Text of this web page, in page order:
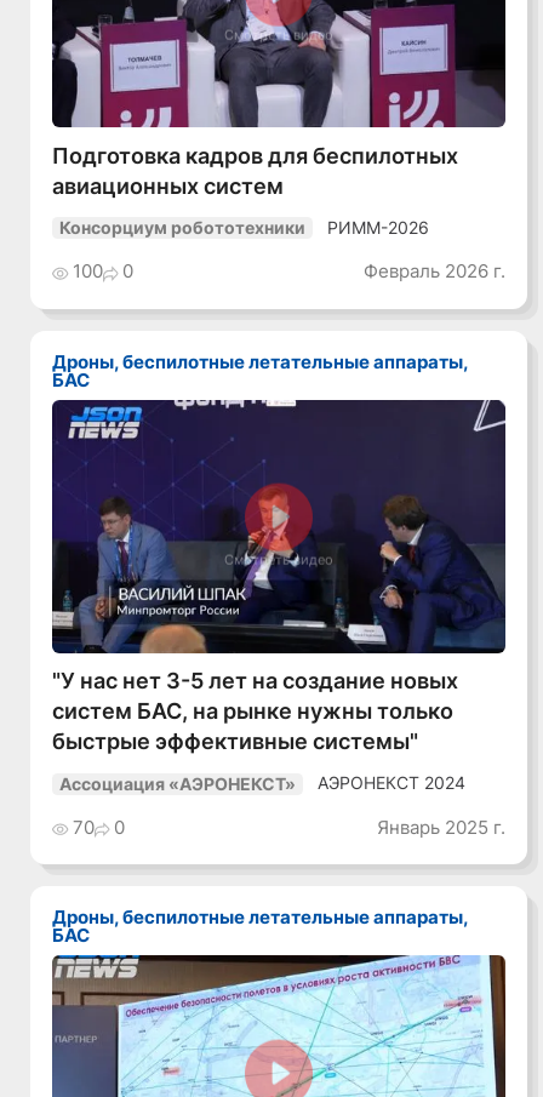
Смотреть видео
Подготовка кадров для беспилотных
авиационных систем
Консорциум робототехники РИММ-2026
100 0 Февраль 2026 г.
Дроны, беспилотные летательные аппараты,
БАС
Смотреть видео
"У нас нет 3-5 лет на создание новых
систем БАС, на рынке нужны только
быстрые эффективные системы"
Ассоциация «АЭРОНЕКСТ» АЭРОНЕКСТ 2024
70 0 Январь 2025 г.
Дроны, беспилотные летательные аппараты,
БАС